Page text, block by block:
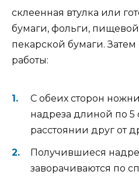
склеенная втулка или
бумаги, фольги,
пекарской бумаги. Затем
работы:
С обеих сторон
надреза длиной по
расстоянии друг от
Получившиеся
заворачиваются по